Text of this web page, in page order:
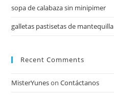
sopa de calabaza sin minipimer
galletas pastisetas de mantequilla
Recent Comments
MisterYunesonContáctanos